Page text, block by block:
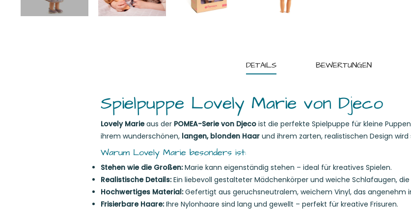
DETAILS BEWERTUNGEN
Spielpuppe Lovely Marie von Djeco
Lovely Marieaus der POMEA-Serie von Djecoist die perfekte Spielpuppe für kleine
ihrem wunderschönen, langen, blonden Haarund ihrem zarten, realistischen Design
Warum Lovely Marie besonders ist:
Stehen wie die Großen:Marie kann eigenständig stehen – ideal für kreatives Spielen.
Realistische Details:Ein liebevoll gestalteter Mädchenkörper und weiche Schlafaugen,
Hochwertiges Material:Gefertigt aus geruchsneutralem, weichem Vinyl, das angenehm
Frisierbare Haare:Ihre Nylonhaare sind lang und gewellt – perfekt für kreative Frisuren.